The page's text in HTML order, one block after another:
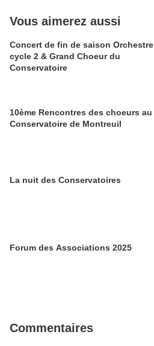
Vous aimerez aussi
Concert de fin de saison Orchestre
cycle 2 & Grand Choeur du
Conservatoire
10ème Rencontres des choeurs au
Conservatoire de Montreuil
La nuit des Conservatoires
Forum des Associations 2025
Commentaires